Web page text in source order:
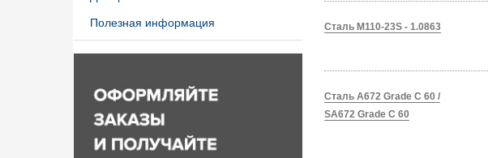
Полезная информация Сталь M110-23S - 1.0863
Сталь A672 Grade C 60 /
SA672 Grade C 60